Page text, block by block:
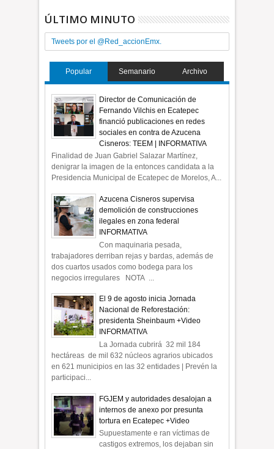
ÚLTIMO MINUTO
Tweets por el @Red_accionEmx.
Popular Semanario Archivo
Director de Comunicación de
Fernando Vilchis en Ecatepec
financió publicaciones en redes
sociales en contra de Azucena
Cisneros: TEEM | INFORMATIVA
Finalidad de Juan Gabriel Salazar Martínez,
denigrar la imagen de la entonces candidata a la
Presidencia Municipal de Ecatepec de Morelos, A...
Azucena Cisneros supervisa
demolición de construcciones
ilegales en zona federal
INFORMATIVA
Con maquinaria pesada,
trabajadores derriban rejas y bardas, además de
dos cuartos usados como bodega para los
negocios irregulares NOTA ...
El 9 de agosto inicia Jornada
Nacional de Reforestación:
presidenta Sheinbaum +Video
INFORMATIVA
La Jornada cubrirá 32 mil 184
hectáreas de mil 632 núcleos agrarios ubicados
en 621 municipios en las 32 entidades | Prevén la
participaci...
FGJEM y autoridades desalojan a
internos de anexo por presunta
tortura en Ecatepec +Video
Supuestamente e ran víctimas de
castigos extremos, los dejaban sin